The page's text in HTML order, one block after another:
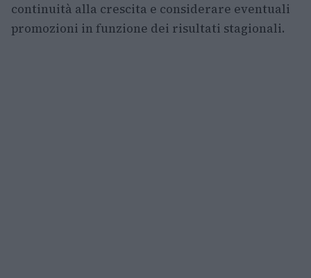
continuità alla crescita e considerare eventuali
promozioni in funzione dei risultati stagionali.